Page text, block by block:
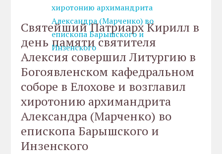
Святейший Патриарх Кирилл в
день памяти святителя
Алексия совершил Литургию в
Богоявленском кафедральном
соборе в Елохове и возглавил
хиротонию архимандрита
Александра (Марченко) во
епископа Барышского и
Инзенского